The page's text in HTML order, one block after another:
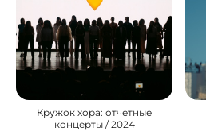
Кружок хора: отчетные
концерты / 2024